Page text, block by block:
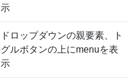
示
ドロップダウンの親要素、ト
グルボタンの上にmenuを表
示